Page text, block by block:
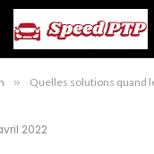
» Quelles solutions quand le voyant
2022